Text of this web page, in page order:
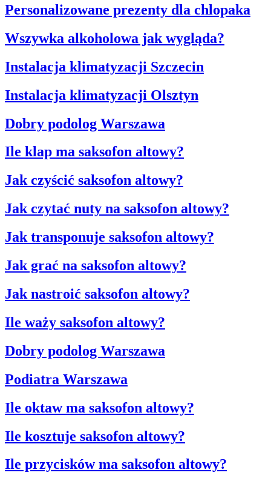
Personalizowane prezenty dla chlopaka
Wszywka alkoholowa jak wygląda?
Instalacja klimatyzacji Szczecin
Instalacja klimatyzacji Olsztyn
Dobry podolog Warszawa
Ile klap ma saksofon altowy?
Jak czyścić saksofon altowy?
Jak czytać nuty na saksofon altowy?
Jak transponuje saksofon altowy?
Jak grać na saksofon altowy?
Jak nastroić saksofon altowy?
Ile waży saksofon altowy?
Dobry podolog Warszawa
Podiatra Warszawa
Ile oktaw ma saksofon altowy?
Ile kosztuje saksofon altowy?
Ile przycisków ma saksofon altowy?